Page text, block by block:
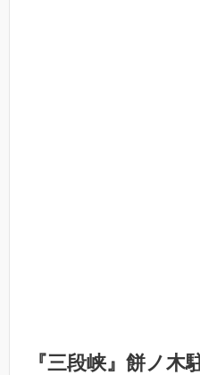
『三段峡』餅ノ木